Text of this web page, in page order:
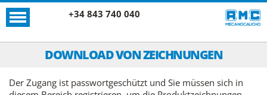
+34 843 740 040
DOWNLOAD VON ZEICHNUNGEN
Der Zugang ist passwortgeschützt und Sie müssen sich in